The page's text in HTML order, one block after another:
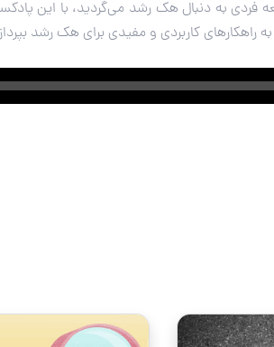
فردی به دنبال هک رشد می‌گردید، با این
راهکارهای کاربردی و مفیدی برای هک رشد